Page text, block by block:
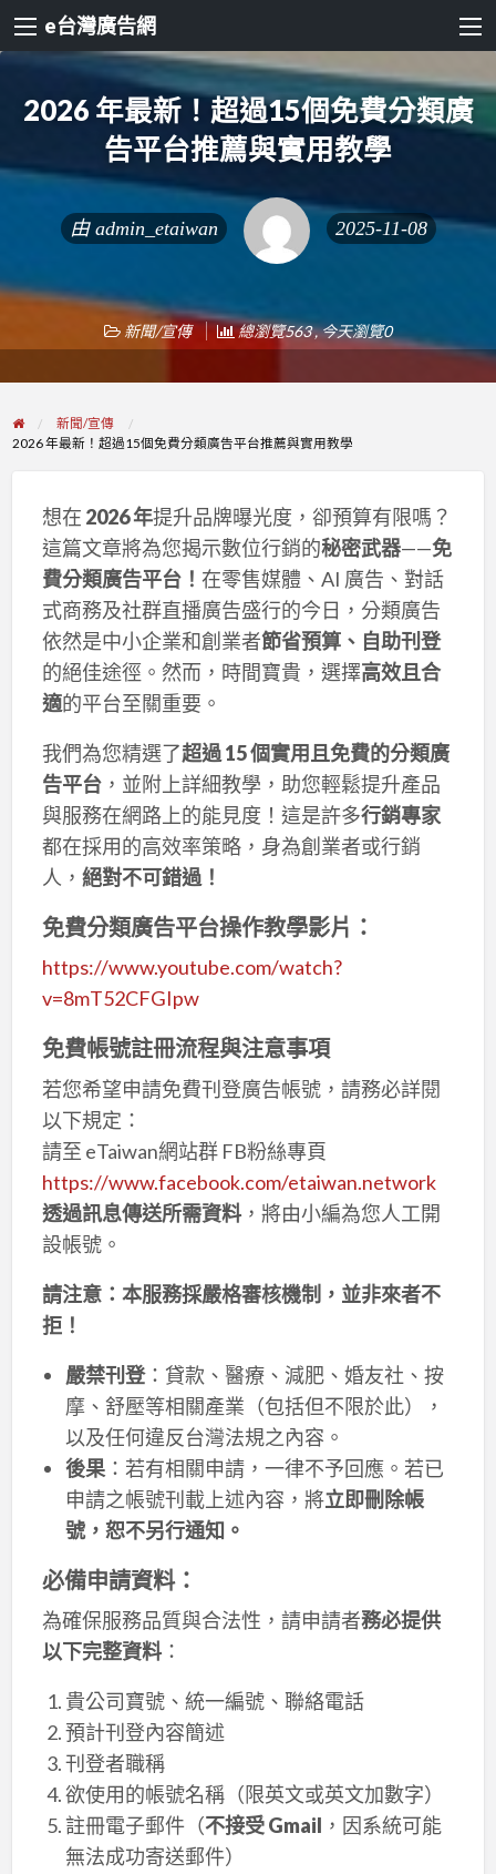
e台灣廣告網
2026 年最新！超過15個免費分類廣
告平台推薦與實用教學
由 admin_etaiwan 2025-11-08
新聞/宣傳 總瀏覽563 , 今天瀏覽0
新聞/宣傳
2026 年最新！超過15個免費分類廣告平台推薦與實用教學
想在 2026 年提升品牌曝光度，卻預算有限嗎？
這篇文章將為您揭示數位行銷的秘密武器——免
費分類廣告平台！ 在零售媒體、AI 廣告、對話
式商務及社群直播廣告盛行的今日，分類廣告
依然是中小企業和創業者節省預算、自助刊登
的絕佳途徑。然而，時間寶貴，選擇高效且合
適的平台至關重要。
我們為您精選了超過 15 個實用且免費的分類廣
告平台，並附上詳細教學，助您輕鬆提升產品
與服務在網路上的能見度！這是許多行銷專家
都在採用的高效率策略，身為創業者或行銷
人， 絕對不可錯過！
免費分類廣告平台操作教學影片：
https://www.youtube.com/watch?
v=8mT52CFGIpw
免費帳號註冊流程與注意事項
若您希望申請免費刊登廣告帳號，請務必詳閱
以下規定：
請至 eTaiwan網站群 FB粉絲專頁
https://www.facebook.com/etaiwan.network
透過訊息傳送所需資料，將由小編為您人工開
設帳號。
請注意：本服務採嚴格審核機制，並非來者不
拒！
嚴禁刊登：貸款、醫療、減肥、婚友社、按
摩、舒壓等相關產業（包括但不限於此），
以及任何違反台灣法規之內容。
後果：若有相關申請，一律不予回應。若已
申請之帳號刊載上述內容，將立即刪除帳
號，恕不另行通知。
必備申請資料：
為確保服務品質與合法性，請申請者務必提供
以下完整資料：
貴公司寶號、統一編號、聯絡電話
預計刊登內容簡述
刊登者職稱
欲使用的帳號名稱（限英文或英文加數字）
註冊電子郵件（不接受 Gmail ，因系統可能
無法成功寄送郵件）